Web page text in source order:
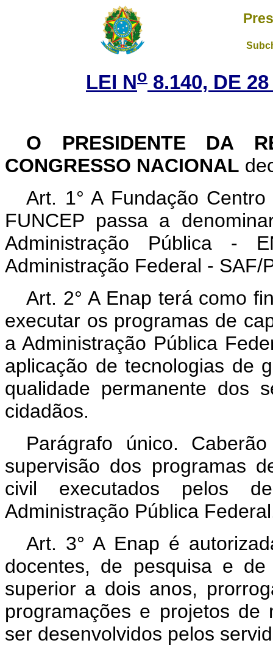
LEI No 8.140, DE
O PRESIDENTE DA
CONGRESSO NACIONAL
Art. 1° A Fundação
FUNCEP passa a
Administração Pública -
Administração Federal - SAF/
Art. 2° A Enap terá como
executar os programas de
a Administração Pública
aplicação de tecnologias de
qualidade permanente dos
cidadãos.
Parágrafo único.
supervisão dos programas
civil executados pelos
Administração Pública
Art. 3° A Enap é
docentes, de pesquisa e
superior a dois anos,
programações e projetos de
ser desenvolvidos pelos